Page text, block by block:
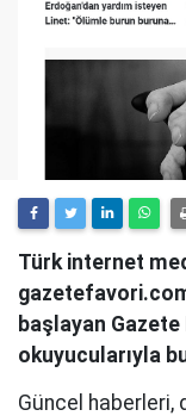
Türk internet
başlayan
okuyucularıyla
Güncel haberleri,